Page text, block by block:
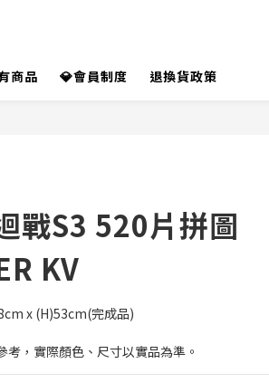
商品 💎會員制度 退換貨政策
戰S3 520片拼圖
KV
x (H)53cm(完成品)
，實際顏色、尺寸以實品為準。